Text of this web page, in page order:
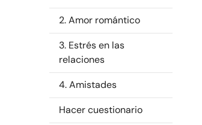
2. Amor romántico
3. Estrés en las
relaciones
4. Amistades
Hacer cuestionario